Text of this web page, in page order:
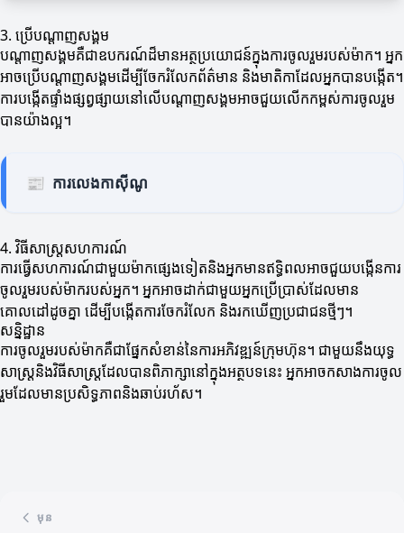
3. ប្រើបណ្តាញសង្គម
បណ្តាញសង្គមគឺជាឧបករណ៍ដ៏មានអត្ថប្រយោជន៍ក្នុងការចូលរួមរបស់ម៉ាក។ អ្នក
អាចប្រើបណ្តាញសង្គមដើម្បីចែករំលែកព័ត៌មាន និងមាតិកាដែលអ្នកបានបង្កើត។
ការបង្កើតផ្ទាំងផ្សព្វផ្សាយនៅលើបណ្តាញសង្គមអាចជួយលើកកម្ពស់ការចូលរួម
បានយ៉ាងល្អ។
📰 ការលេងកាស៊ីណូ
4. វិធីសាស្ត្រសហការណ៍
ការធ្វើសហការណ៍ជាមួយម៉ាកផ្សេងទៀតនិងអ្នកមានឥទ្ធិពលអាចជួយបង្កើនការ
ចូលរួមរបស់ម៉ាករបស់អ្នក។ អ្នកអាចដាក់ជាមួយអ្នកប្រើប្រាស់ដែលមាន
គោលដៅដូចគ្នា ដើម្បីបង្កើតការចែករំលែក និងរកឃើញប្រជាជនថ្មីៗ។
សន្និដ្ឋាន
ការចូលរួមរបស់ម៉ាកគឺជាផ្នែកសំខាន់នៃការអភិវឌ្ឍន៍ក្រុមហ៊ុន។ ជាមួយនឹងយុទ្ធ
សាស្ត្រនិងវិធីសាស្ត្រដែលបានពិភាក្សានៅក្នុងអត្ថបទនេះ អ្នកអាចកសាងការចូល
រួមដែលមានប្រសិទ្ធភាពនិងឆាប់រហ័ស។
មុន